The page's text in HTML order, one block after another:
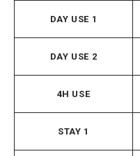
DAY USE 1
DAY USE 2
4H USE
STAY 1